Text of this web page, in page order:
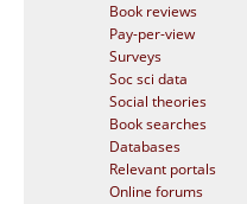
Book reviews
Pay-per-view
Surveys
Soc sci data
Social theories
Book searches
Databases
Relevant portals
Online forums